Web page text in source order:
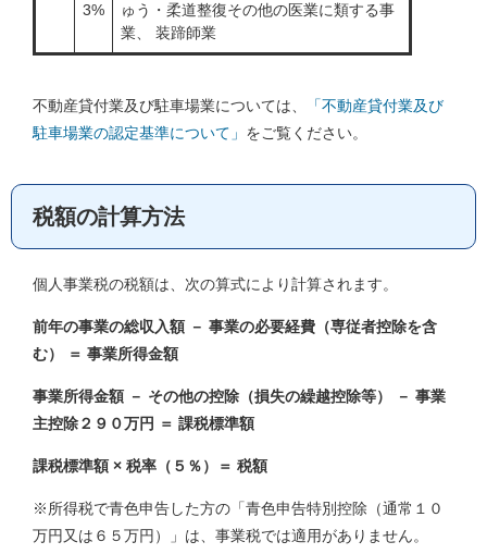
3%
ゅう・柔道整復その他の医業に類する事
業、 装蹄師業
不動産貸付業及び駐車場業については、
「不動産貸付業及び
駐車場業の認定基準について」 をご覧ください。
税額の計算方法
個人事業税の税額は、次の算式により計算されます。
前年の事業の総収入額 － 事業の必要経費（専従者控除を含
む） ＝ 事業所得金額
事業所得金額 － その他の控除（損失の繰越控除等） － 事業
主控除２９０万円 ＝ 課税標準額
課税標準額 × 税率（５％）＝ 税額
※所得税で青色申告した方の「青色申告特別控除（通常１０
万円又は６５万円）」は、事業税では適用がありません。